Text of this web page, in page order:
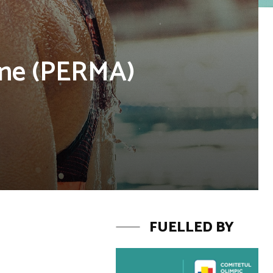
(PERMA)
FUELLED BY